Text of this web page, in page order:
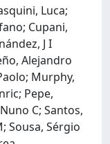
Luca;
Cupani,
J I
Alejandro
Murphy,
Pepe,
C; Santos,
Sousa, Sérgio